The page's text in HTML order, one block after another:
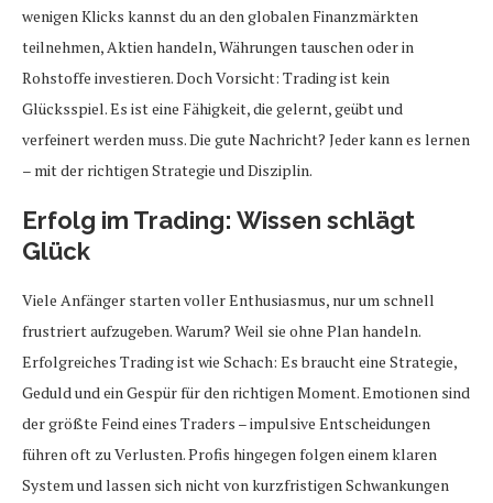
wenigen Klicks kannst du an den globalen Finanzmärkten
teilnehmen, Aktien handeln, Währungen tauschen oder in
Rohstoffe investieren. Doch Vorsicht: Trading ist kein
Glücksspiel. Es ist eine Fähigkeit, die gelernt, geübt und
verfeinert werden muss. Die gute Nachricht? Jeder kann es lernen
– mit der richtigen Strategie und Disziplin.
Erfolg im Trading: Wissen schlägt
Glück
Viele Anfänger starten voller Enthusiasmus, nur um schnell
frustriert aufzugeben. Warum? Weil sie ohne Plan handeln.
Erfolgreiches Trading ist wie Schach: Es braucht eine Strategie,
Geduld und ein Gespür für den richtigen Moment. Emotionen sind
der größte Feind eines Traders – impulsive Entscheidungen
führen oft zu Verlusten. Profis hingegen folgen einem klaren
System und lassen sich nicht von kurzfristigen Schwankungen